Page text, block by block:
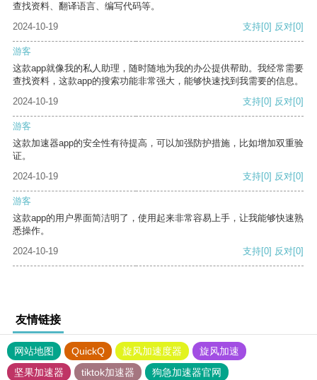
查找资料、翻译语言、编写代码等。
2024-10-19
支持[0] 反对[0]
游客
这款app就像我的私人助理，随时随地为我的办公提供帮助。我经常需要
查找资料，这款app的搜索功能非常强大，能够快速找到我需要的信息。
2024-10-19
支持[0] 反对[0]
游客
这款加速器app的安全性有待提高，可以加强防护措施，比如增加双重验
证。
2024-10-19
支持[0] 反对[0]
游客
这款app的用户界面简洁明了，使用起来非常容易上手，让我能够快速熟
悉操作。
2024-10-19
支持[0] 反对[0]
友情链接
网站地图 QuickQ 旋风加速度器
旋风加速
坚果加速器
tiktok加速器
狗急加速器官网